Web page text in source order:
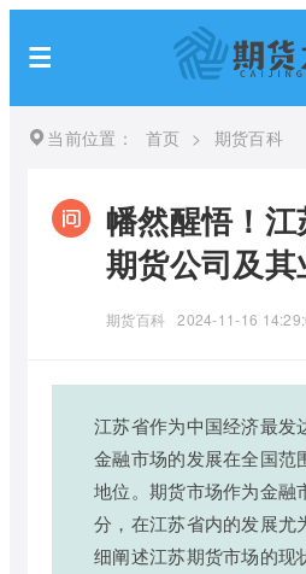
当前位置： 首页 > 期货百科
幡然醒悟！
期货公司及
期货百科 2024-11-16
江苏省作为中国经济最发
金融市场的发展在全国范
地位。期货市场作为金融
分，在江苏省内的发展尤
细阐述江苏期货市场的现